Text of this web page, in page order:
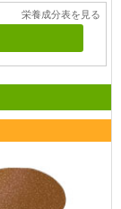
栄養成分表を見る